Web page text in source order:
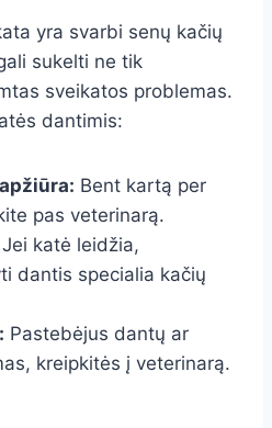
yra svarbi senų kačių
sukelti ne tik
sveikatos problemas.
dantimis:
Bent kartą per
pas veterinarą.
Jei katė leidžia,
dantis specialia kačių
Pastebėjus dantų ar
kreipkitės į veterinarą.